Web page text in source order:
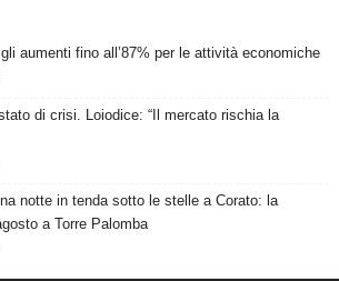
aumenti fino all’87% per le attività economiche
di crisi. Loiodice: “Il mercato rischia la
notte in tenda sotto le stelle a Corato: la
a Torre Palomba